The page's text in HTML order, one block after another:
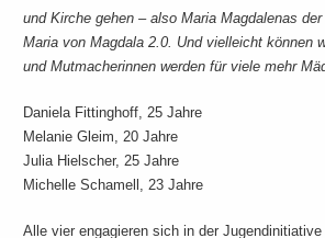
und Kirche gehen – also Maria Magdalenas
Maria von Magdala 2.0. Und vielleicht können
und Mutmacherinnen werden für viele mehr
Daniela Fittinghoff, 25 Jahre
Melanie Gleim, 20 Jahre
Julia Hielscher, 25 Jahre
Michelle Schamell, 23 Jahre
Alle vier engagieren sich in der Jugendinitiative